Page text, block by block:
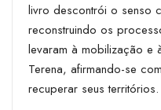
livro descontrói o senso
reconstruindo os
levaram à mobilização e
Terena, afirmando-se
recuperar seus territórios.